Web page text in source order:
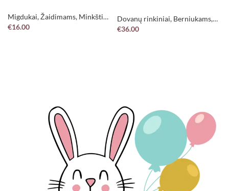
Migdukai,Žaidimams, Minkšti
žaislai,
€16.00
Dovanų rinkiniai, Berniukams,
Mergaitėms
€36.00